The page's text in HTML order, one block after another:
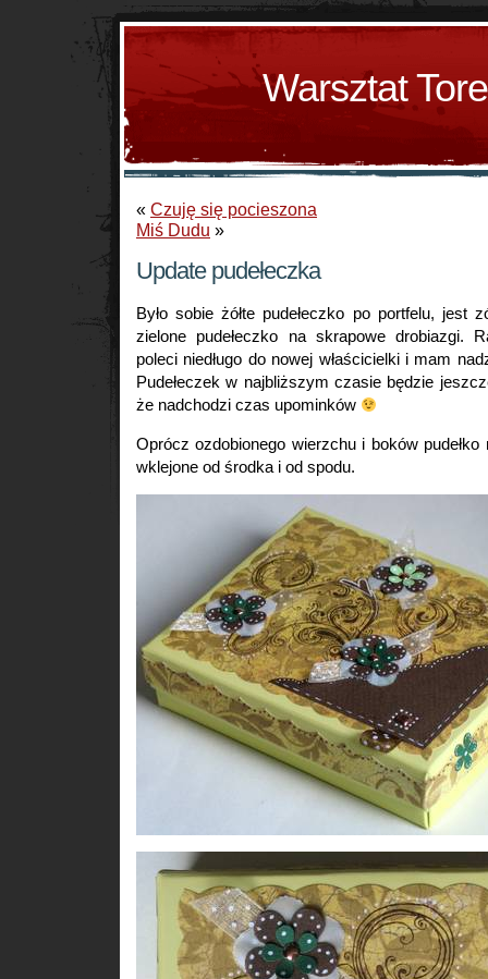
Warsztat
« Czuję się pocieszona
Miś Dudu »
Update pudełeczka
Było sobie żółte pudełeczko po portfelu, jest
zielone pudełeczko na skrapowe drobiazgi.
poleci niedługo do nowej właścicielki i mam
Pudełeczek w najbliższym czasie będzie
że nadchodzi czas upominków
Oprócz ozdobionego wierzchu i boków
wklejone od środka i od spodu.